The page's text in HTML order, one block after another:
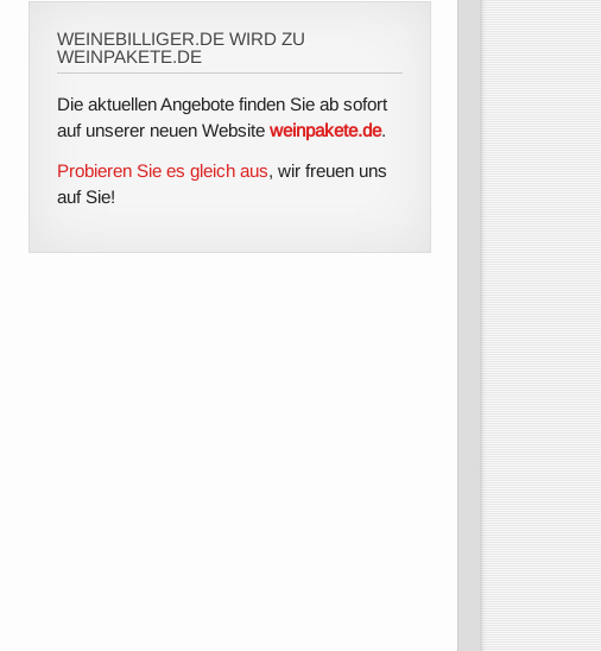
WEINEBILLIGER.DE WIRD ZU
WEINPAKETE.DE
Die aktuellen Angebote finden Sie ab sofort
auf unserer neuen Websiteweinpakete.de.
Probieren Sie es gleich aus, wir freuen uns
auf Sie!